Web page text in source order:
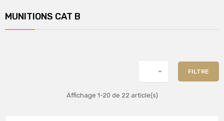
MUNITIONS CAT B
 FILTRE
Affichage 1-20 de 22 article(s)